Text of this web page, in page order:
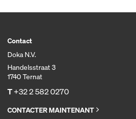
Contact
Doka N.V.
Handelsstraat 3
1740 Ternat
T+32 2 582 0270
CONTACTER MAINTENANT